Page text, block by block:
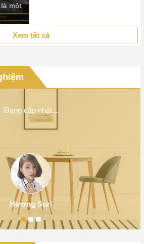
Xem tất cả
Đang cập nhật...
Hương Suri